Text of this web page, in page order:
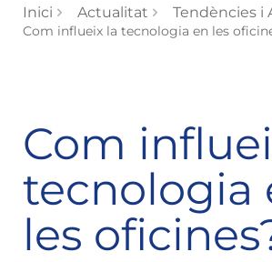
Inici Actualitat Tendències i
Com influeix la tecnologia en les
Com
tecnologia
les